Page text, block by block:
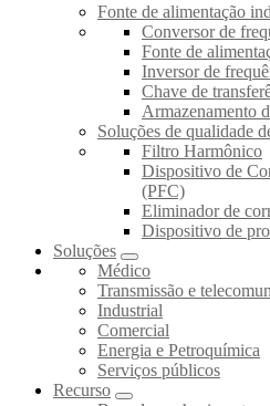
Fonte de alimentação
Conversor de
Fonte de
Inversor de
Chave de
Armazenamento
Soluções de qualidade
Filtro Harmônico
Dispositivo de
(PFC)
Eliminador de
Dispositivo de
Soluções
Médico
Transmissão e
Industrial
Comercial
Energia e Petroquímica
Serviços públicos
Recurso